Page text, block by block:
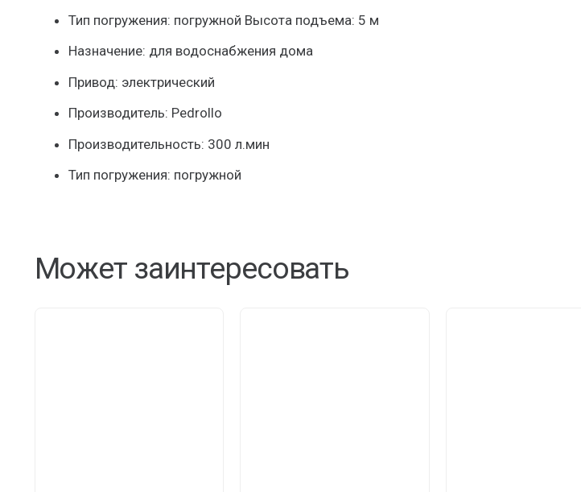
Тип погружения: погружной Высота подъема: 5 м
Назначение: для водоснабжения дома
Привод: электрический
Производитель: Pedrollo
Производительность: 300 л.мин
Тип погружения: погружной
Может заинтересовать